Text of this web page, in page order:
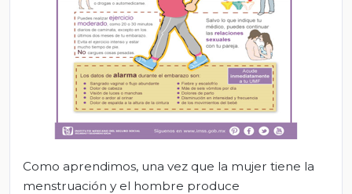
Como aprendimos, una vez que la mujer tiene la
menstruación y el hombre produce